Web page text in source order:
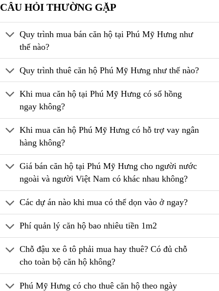
CÂU HỎI THƯỜNG GẶP
Quy trình mua bán căn hộ tại Phú Mỹ Hưng như
thế nào?
Quy trình thuê căn hộ Phú Mỹ Hưng như thế nào?
Khi mua căn hộ tại Phú Mỹ Hưng có sổ hồng
ngay không?
Khi mua căn hộ Phú Mỹ Hưng có hỗ trợ vay ngân
hàng không?
Giá bán căn hộ tại Phú Mỹ Hưng cho người nước
ngoài và người Việt Nam có khác nhau không?
Các dự án nào khi mua có thể dọn vào ở ngay?
Phí quản lý căn hộ bao nhiêu tiền 1m2
Chỗ đậu xe ô tô phải mua hay thuê? Có đủ chỗ
cho toàn bộ căn hộ không?
Phú Mỹ Hưng có cho thuê căn hộ theo ngày